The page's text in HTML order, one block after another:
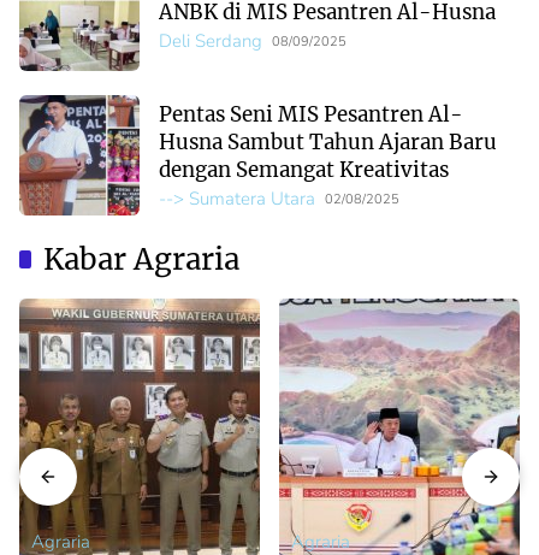
ANBK di MIS Pesantren Al-Husna
Deli Serdang 08/09/2025
Pentas Seni MIS Pesantren Al-
Husna Sambut Tahun Ajaran Baru
dengan Semangat Kreativitas
--> Sumatera Utara 02/08/2025
Kabar Agraria
Agraria Agraria